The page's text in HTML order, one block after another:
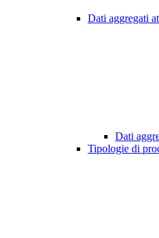
Dati aggregati
Dati
Tipologie di